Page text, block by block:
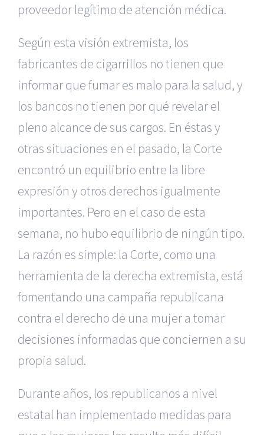
proveedor legítimo de atención médica.
Según esta visión extremista, los
fabricantes de cigarrillos no tienen que
informar que fumar es malo para la salud, y
los bancos no tienen por qué revelar el
pleno alcance de sus cargos. En éstas y
otras situaciones en el pasado, la Corte
encontró un equilibrio entre la libre
expresión y otros derechos igualmente
importantes. Pero en el caso de esta
semana, no hubo equilibrio de ningún tipo.
La razón es simple: la Corte, como una
herramienta de la derecha extremista, está
fomentando una campaña republicana
contra el derecho de una mujer a tomar
decisiones informadas que conciernen a su
propia salud.
Durante años, los republicanos a nivel
estatal han implementado medidas para